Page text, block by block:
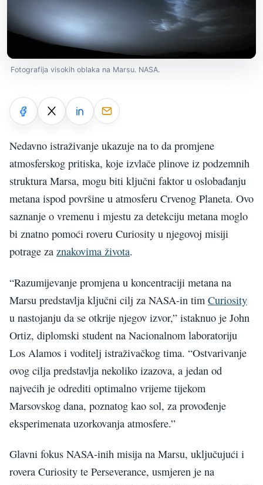
Fotografija visokih oblaka na Marsu. NASA.
Nedavno istraživanje ukazuje na to da promjene
atmosferskog pritiska, koje izvlače plinove iz podzemnih
struktura Marsa, mogu biti ključni faktor u oslobađanju
metana ispod površine u atmosferu Crvenog Planeta. Ovo
saznanje o vremenu i mjestu za detekciju metana moglo
bi znatno pomoći roveru Curiosity u njegovoj misiji
potrage za znakovima života.
“Razumijevanje promjena u koncentraciji metana na
Marsu predstavlja ključni cilj za NASA-in tim Curiosity
u nastojanju da se otkrije njegov izvor,” istaknuo je John
Ortiz, diplomski student na Nacionalnom laboratoriju
Los Alamos i voditelj istraživačkog tima. “Ostvarivanje
ovog cilja predstavlja nekoliko izazova, a jedan od
najvećih je odrediti optimalno vrijeme tijekom
Marsovskog dana, poznatog kao sol, za provođenje
eksperimenata uzorkovanja atmosfere.”
Glavni fokus NASA-inih misija na Marsu, uključujući i
rovera Curiosity te Perseverance, usmjeren je na